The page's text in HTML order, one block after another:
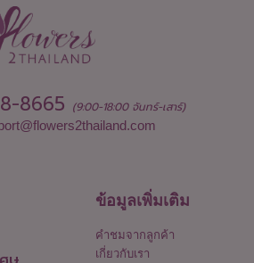
อุตรดิตถ์
อุทัยธานี
8665 (9:00-18:00 จันทร์-เสาร์)
ข้อมูลเพิ่มเติม
คำชมจากลูกค้า
เกี่ยวกับเรา